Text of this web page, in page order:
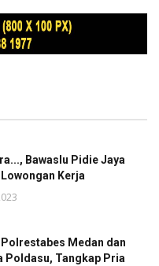
Bawaslu Pidie Jaya
Kerja
Medan dan
Poldasu, Tangkap Pria